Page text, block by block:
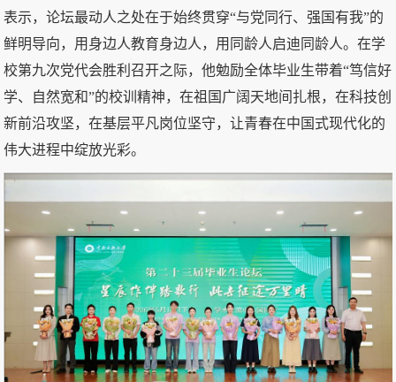
表示，论坛最动人之处在于始终贯穿“与党同行、强国有我”的
鲜明导向，用身边人教育身边人，用同龄人启迪同龄人。在学
校第九次党代会胜利召开之际，他勉励全体毕业生带着“笃信好
学、自然宽和”的校训精神，在祖国广阔天地间扎根，在科技创
新前沿攻坚，在基层平凡岗位坚守，让青春在中国式现代化的
伟大进程中绽放光彩。